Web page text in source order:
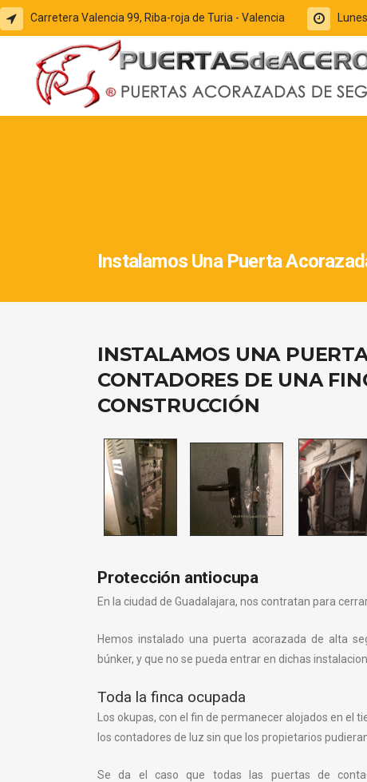
Carretera Valencia 99, Riba-roja de Turia - Valencia
Instalamos Una Puerta
INSTALAMOS UNA
CONTADORES DE UNA
CONSTRUCCIÓN
Protección antiocupa
En la ciudad de Guadalajara, nos contratan para
Hemos instalado una puerta acorazada de alta
búnker, y que no se pueda entrar en dichas
Toda la finca ocupada
Los okupas, con el fin de permanecer alojados en el
los contadores de luz sin que los propietarios
Se da el caso que todas las puertas de